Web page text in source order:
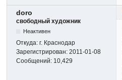
doro
свободный художник
Неактивен
Откуда:г. Краснодар
Зарегистрирован:2011-01-08
Сообщений: 10,429